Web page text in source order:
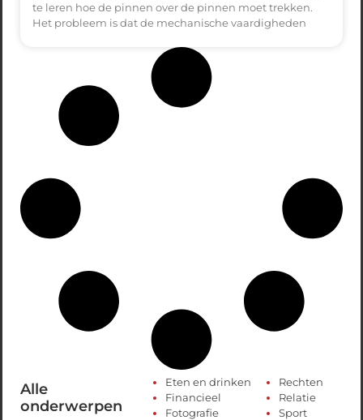
te leren hoe de pinnen over de pinnen moet trekken.
Het probleem is dat de mechanische vaardigheden
Alle
onderwerpen
Eten en drinken
Financieel
Fotografie
Rechten
Relatie
Sport